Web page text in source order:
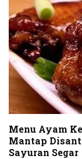
Menu Ayam
Mantap
Sayuran Segar